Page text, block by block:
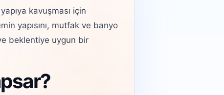
kavuşması için
yapısını, mutfak ve banyo
beklentiye uygun bir